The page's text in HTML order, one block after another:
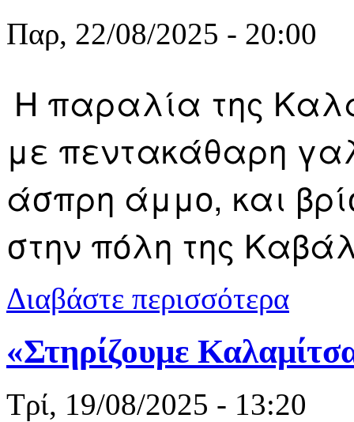
Παρ, 22/08/2025 - 20:00
Η παραλία της
με πεντακάθαρη
άσπρη άμμο, και
στην πόλη της
Διαβάστε περισσότερα
«Στηρίζουμε
Τρί, 19/08/2025 - 13:20